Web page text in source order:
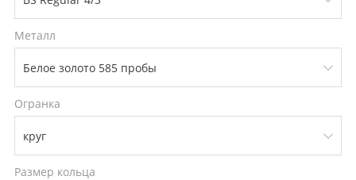
Металл
Огранка
Размер кольца